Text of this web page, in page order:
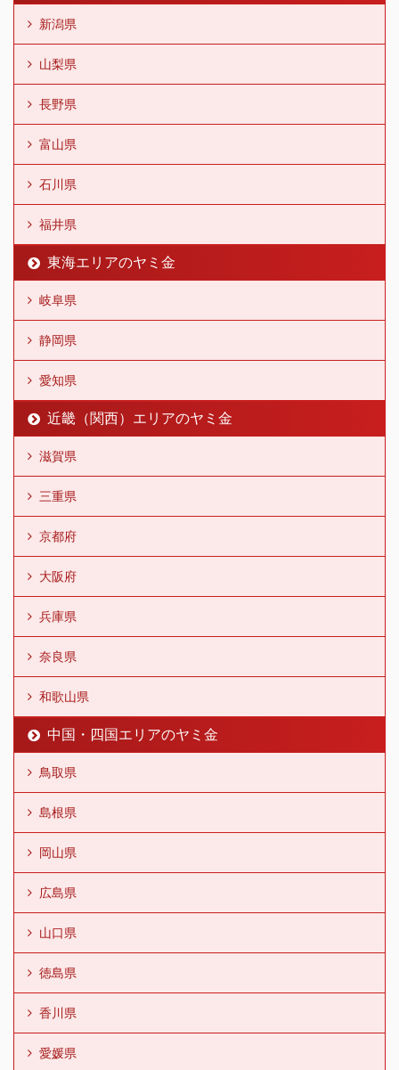
新潟県
山梨県
長野県
富山県
石川県
福井県
東海エリアのヤミ金
岐阜県
静岡県
愛知県
近畿（関西）エリアのヤミ金
滋賀県
三重県
京都府
大阪府
兵庫県
奈良県
和歌山県
中国・四国エリアのヤミ金
鳥取県
島根県
岡山県
広島県
山口県
徳島県
香川県
愛媛県